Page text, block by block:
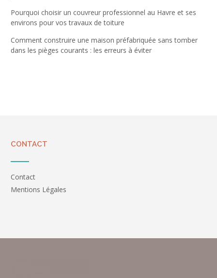
Pourquoi choisir un couvreur professionnel au Havre et ses
environs pour vos travaux de toiture
Comment construire une maison préfabriquée sans tomber
dans les pièges courants : les erreurs à éviter
CONTACT
Contact
Mentions Légales